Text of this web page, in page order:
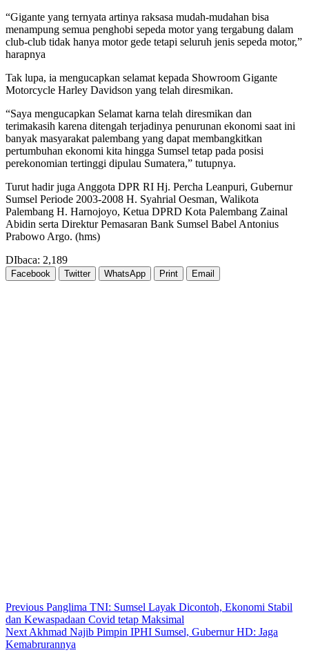
“Gigante yang ternyata artinya raksasa mudah-mudahan bisa
menampung semua penghobi sepeda motor yang tergabung dalam
club-club tidak hanya motor gede tetapi seluruh jenis sepeda motor,”
harapnya
Tak lupa, ia mengucapkan selamat kepada Showroom Gigante
Motorcycle Harley Davidson yang telah diresmikan.
“Saya mengucapkan Selamat karna telah diresmikan dan
terimakasih karena ditengah terjadinya penurunan ekonomi saat ini
banyak masyarakat palembang yang dapat membangkitkan
pertumbuhan ekonomi kita hingga Sumsel tetap pada posisi
perekonomian tertinggi dipulau Sumatera,” tutupnya.
Turut hadir juga Anggota DPR RI Hj. Percha Leanpuri, Gubernur
Sumsel Periode 2003-2008 H. Syahrial Oesman, Walikota
Palembang H. Harnojoyo, Ketua DPRD Kota Palembang Zainal
Abidin serta Direktur Pemasaran Bank Sumsel Babel Antonius
Prabowo Argo. (hms)
DIbaca: 2,189
Facebook Twitter WhatsApp Print Email
Continue
Reading
Previous Panglima TNI: Sumsel Layak Dicontoh, Ekonomi Stabil
dan Kewaspadaan Covid tetap Maksimal
Next Akhmad Najib Pimpin IPHI Sumsel, Gubernur HD: Jaga
Kemabrurannya